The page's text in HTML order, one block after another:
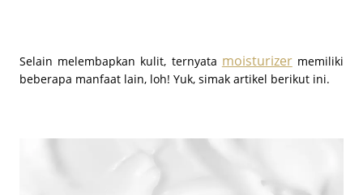
Selain melembapkan kulit, ternyata moisturizermemiliki
beberapa manfaat lain, loh! Yuk, simak artikel berikut ini.